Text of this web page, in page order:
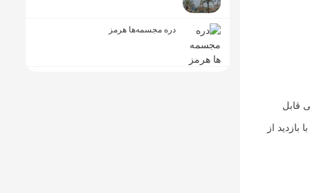
قابل
از
دره مجسمه‌ها هرمز